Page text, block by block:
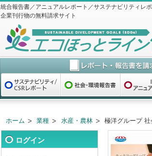
統合報告書／アニュアルレポート／サステナビリティレ
企業刊行物の無料請求サイト
ホーム 業種 水産・農林 極洋グループ
ログイン